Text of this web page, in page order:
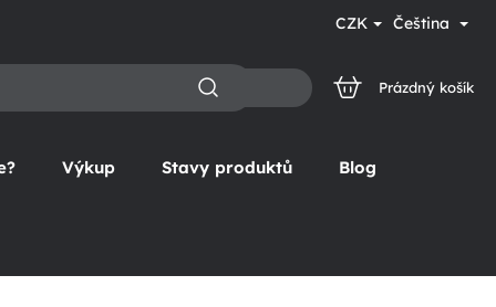
CZK Čeština
NÁKUPNÍ
Prázdný košík
Výkup Stavy produktů Blog